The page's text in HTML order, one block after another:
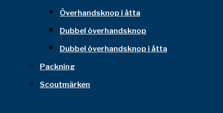
Överhandsknop i åtta
Dubbel överhandsknop
Dubbel överhandsknop i åtta
Packning
Scoutmärken